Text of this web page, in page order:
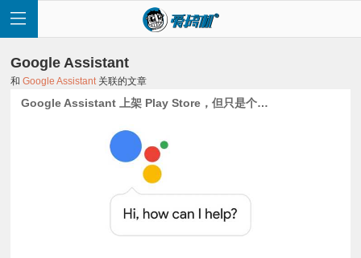
Google Assistant
和Google Assistant关联的文章
Google Assistant 上架 Play Store，但只是个快捷方式